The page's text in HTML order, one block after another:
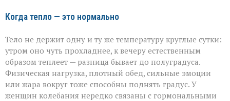
Когда тепло — это нормально
Тело не держит одну и ту же температуру круглые сутки:
утром оно чуть прохладнее, к вечеру естественным
образом теплеет — разница бывает до полуградуса.
Физическая нагрузка, плотный обед, сильные эмоции
или жара вокруг тоже способны поднять градус. У
женщин колебания нередко связаны с гормональными